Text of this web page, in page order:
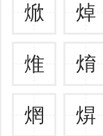
焮 焯
焳 焴
焹 焺